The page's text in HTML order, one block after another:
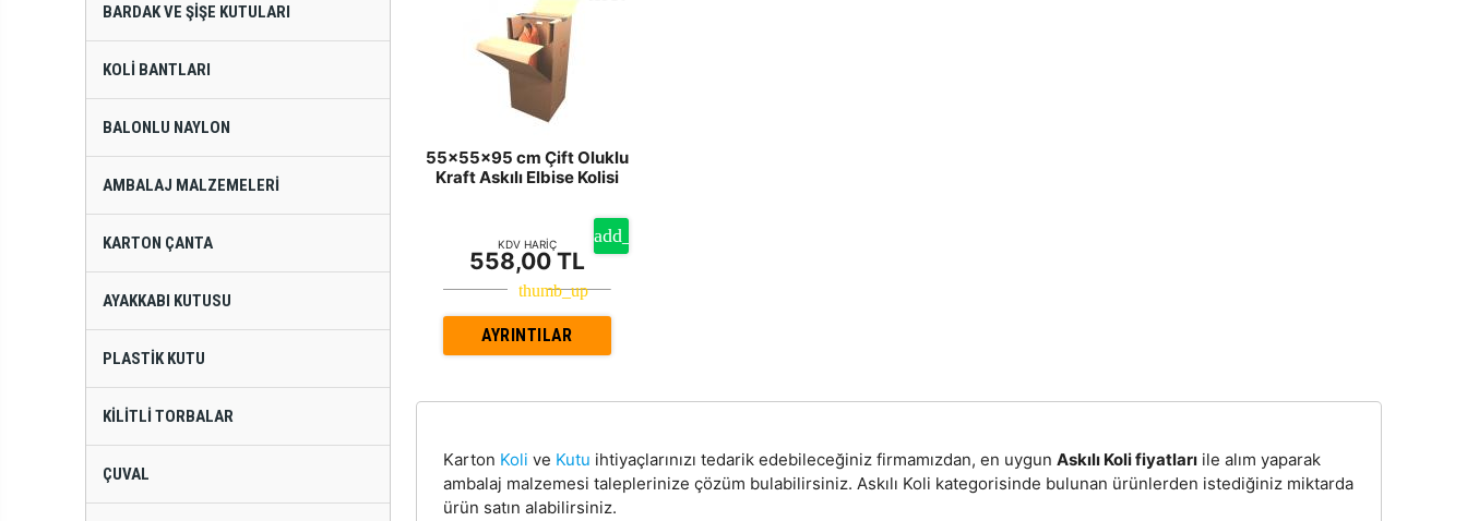
BARDAK VE ŞIŞE KUTULARI
KOLI BANTLARI
BALONLU NAYLON
AMBALAJ MALZEMELERI
KARTON ÇANTA
AYAKKABI KUTUSU
PLASTIK KUTU
KILITLI TORBALAR
ÇUVAL
55x55x95 cm Çift Oluklu
Kraft Askılı Elbise Kolisi
KDV HARİÇ
558,00 TL
AYRINTILAR
Karton Koli ve Kutu ihtiyaçlarınızı tedarik edebileceğiniz firmamızdan, en uygun Askılı Koli fiyatlarıile alım yaparak
ambalaj malzemesi taleplerinize çözüm bulabilirsiniz. Askılı Koli kategorisinde bulunan ürünlerden istediğiniz miktarda
ürün satın alabilirsiniz.